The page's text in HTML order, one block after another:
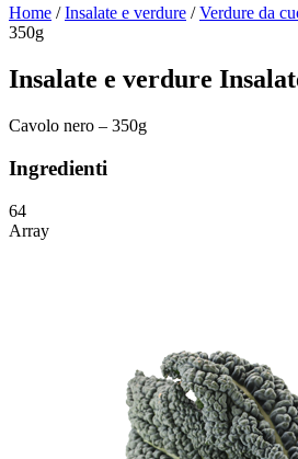
Home /Insalate e verdure /Verdure da
350g
Insalate e verdure
Cavolo nero – 350g
Ingredienti
64
Array